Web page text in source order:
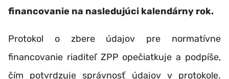
financovanie na nasledujúci kalendárny rok.
Protokol o zbere údajov pre normatívne
financovanie riaditeľ ZPP opečiatkuje a podpíše,
čím potvrdzuje správnosť údajov v protokole.